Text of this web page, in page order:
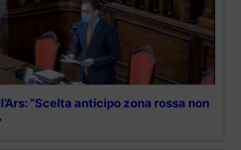
“Scelta anticipo zona rossa non